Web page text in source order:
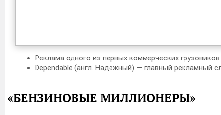
Реклама одного из первых коммерческих грузовиков
Dependable (англ. Надежный) — главный рекламный
«БЕНЗИНОВЫЕ МИЛЛИОНЕРЫ»